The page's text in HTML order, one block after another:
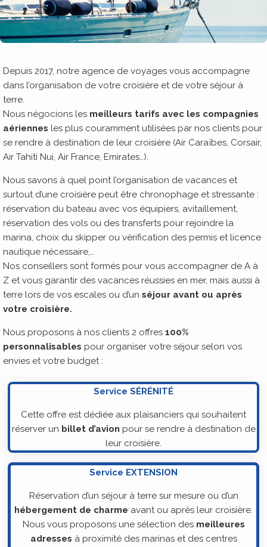
Depuis 2017, notre agence de voyages vous accompagne
dans l’organisation de votre croisière et de votre séjour à
terre.
Nous négocions les meilleurs tarifs avec les compagnies
aériennes les plus couramment utilisées par nos clients pour
se rendre à destination de leur croisière (Air Caraïbes, Corsair,
Air Tahiti Nui, Air France, Emirates…).
Nous savons à quel point l’organisation de vacances et
surtout d’une croisière peut être chronophage et stressante :
réservation du bateau avec vos équipiers, avitaillement,
réservation des vols ou des transferts pour rejoindre la
marina, choix du skipper ou vérification des permis et licence
nautique nécessaire,…
Nos conseillers sont formés pour vous accompagner de A à
Z et vous garantir des vacances réussies en mer, mais aussi à
terre lors de vos escales ou d’un séjour avant ou après
votre croisière.
Nous proposons à nos clients 2 offres 100%
personnalisables pour organiser votre séjour selon vos
envies et votre budget :
Service SÉRÉNITÉ
Cette offre est dédiée aux plaisanciers qui souhaitent
réserver un billet d’avion pour se rendre à destination de
leur croisière.
Service EXTENSION
Réservation d’un séjour à terre sur mesure ou d’un
hébergement de charme avant ou après leur croisière.
Nous vous proposons une sélection des meilleures
adresses à proximité des marinas et des centres